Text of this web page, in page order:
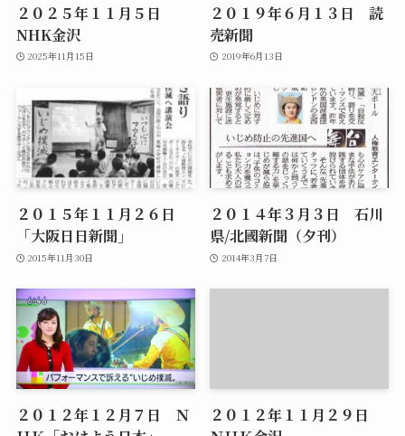
２０２５年１１月５日
NHK金沢
2025年11月15日
２０１９年６月１３日 読
売新聞
2019年6月13日
２０１５年１１月２６日
「大阪日日新聞」
2015年11月30日
２０１４年３月３日 石川
県/北國新聞（夕刊）
2014年3月7日
２０１２年１２月７日 Ｎ
２０１２年１１月２９日